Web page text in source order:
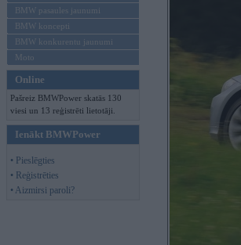
BMW pasaules jaunumi
BMW koncepti
BMW konkurentu jaunumi
Moto
Online
Pašreiz BMWPower skatās 130
viesi un 13 reģistrēti lietotāji.
Ienākt BMWPower
• Pieslēgties
• Reģistrēties
• Aizmirsi paroli?